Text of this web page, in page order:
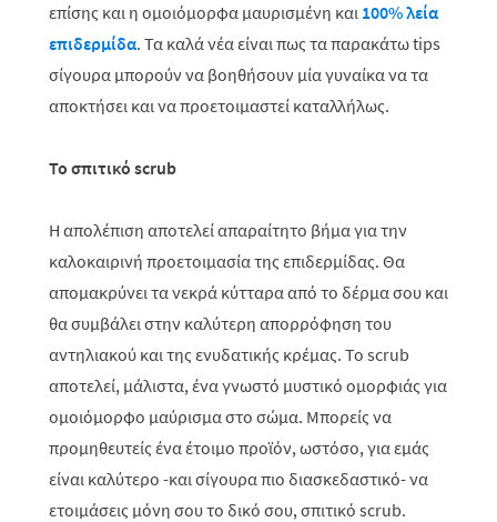
επίσης και η ομοιόμορφα μαυρισμένη και 100% λεία
επιδερμίδα. Τα καλά νέα είναι πως τα παρακάτωtips
σίγουρα μπορούν να βοηθήσουν μία γυναίκα να τα
αποκτήσει και να προετοιμαστεί καταλλήλως.
Το σπιτικό scrub
Η απολέπιση αποτελεί απαραίτητο βήμα για την
καλοκαιρινή προετοιμασία της επιδερμίδας. Θα
απομακρύνει τα νεκρά κύτταρα από το δέρμα σου και
θα συμβάλει στην καλύτερη απορρόφηση του
αντηλιακού και της ενυδατικής κρέμας. Το scrub
αποτελεί, μάλιστα, ένα γνωστό μυστικό ομορφιάς για
ομοιόμορφο μαύρισμα στο σώμα. Μπορείς να
προμηθευτείς ένα έτοιμο προϊόν, ωστόσο, για εμάς
είναι καλύτερο -και σίγουρα πιο διασκεδαστικό- να
ετοιμάσεις μόνη σου το δικό σου, σπιτικό scrub.